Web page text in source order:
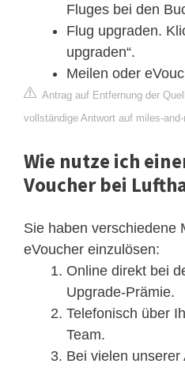
Fluges bei den
Flug upgraden.
upgraden“.
Meilen oder
Antrag auf Entfernung der
vollständige Antwort auf miles-
Wie nutze ich
Voucher bei
Sie haben verschiedene
eVoucher einzulösen:
Online direkt bei
Upgrade-Prämie.
Telefonisch über
Team.
Bei vielen